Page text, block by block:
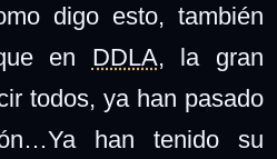
digo esto, también
en DDLA, la gran
todos, ya han pasado
han tenido su